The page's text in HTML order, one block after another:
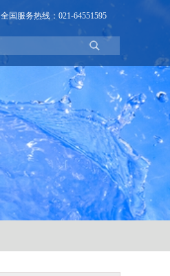
全国服务热线：021-64551595